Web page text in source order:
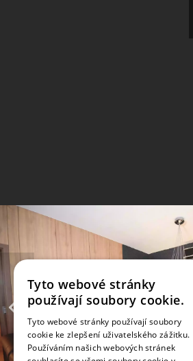
Tyto webové stránky
používají soubory cookie.
Tyto webové stránky používají soubory
cookie ke zlepšení uživatelského zážitku.
Používáním našich webových stránek